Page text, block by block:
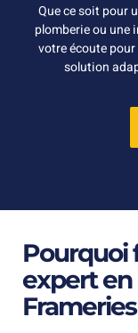
Que ce soit pour
plomberie ou une
votre écoute
solution
Pourquoi
expert
Frameries